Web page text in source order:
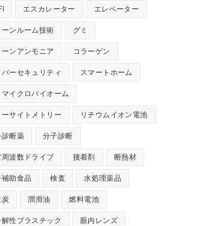
エスカレーター エレベーター
ーンルーム技術 グミ
ーンアンモニア コラーゲン
ーセキュリティ スマートホーム
マイクロバイオーム
ーサイトメトリー リチウムイオン電池
断薬 分子診断
波数ドライブ 接着剤 断熱材
助食品 検査 水処理薬品
潤滑油 燃料電池
性プラスチック 眼内レンズ